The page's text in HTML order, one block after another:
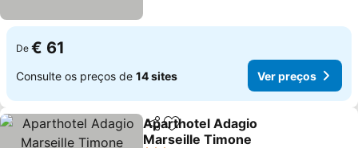
De € 61
Consulte os preços de 14 sites Ver preços
PartilharAdicionar aos favoritos
Aparthotel Adagio
Marseille Timone